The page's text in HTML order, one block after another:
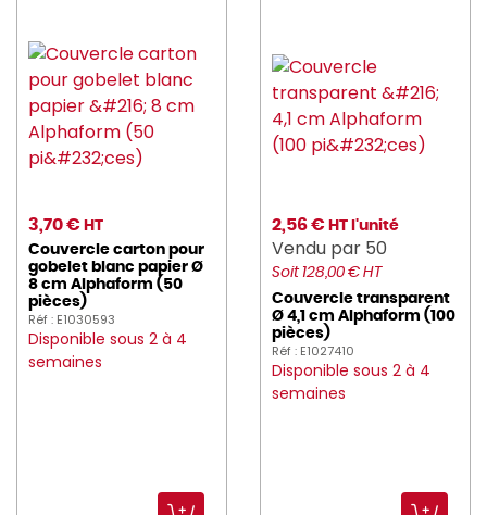
3,70 € HT
Couvercle carton pour
gobelet blanc papier Ø
8 cm Alphaform (50
pièces)
Réf : E1030593
Disponible sous 2 à 4
semaines
2,56 € HT l'unité
Vendu par 50
Soit 128,00 € HT
Couvercle transparent
Ø 4,1 cm Alphaform (100
pièces)
Réf : E1027410
Disponible sous 2 à 4
semaines